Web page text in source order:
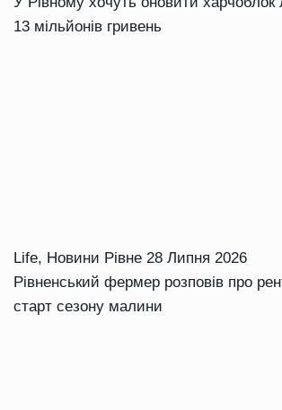
13 мільйонів гривень
Life, Новини Рівне 28 Липня 2026
Рівненський фермер розповів про
старт сезону малини